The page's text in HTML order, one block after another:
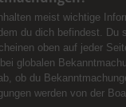
meist wichtige
du dich befindest. Du
oben auf jeder
globalen
ob du
werden von der